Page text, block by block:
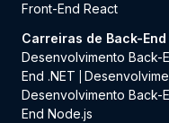
Front-End React
Carreiras de Back-End
Desenvolvimento Back-
End .NET
Desenvolvimento Back-
End Node.js